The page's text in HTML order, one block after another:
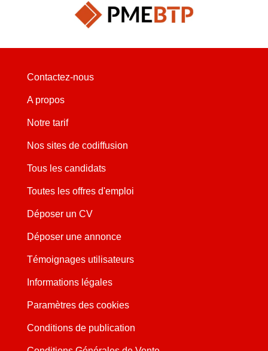
Contactez-nous
A propos
Notre tarif
Nos sites de codiffusion
Tous les candidats
Toutes les offres d'emploi
Déposer un CV
Déposer une annonce
Témoignages utilisateurs
Informations légales
Paramètres des cookies
Conditions de publication